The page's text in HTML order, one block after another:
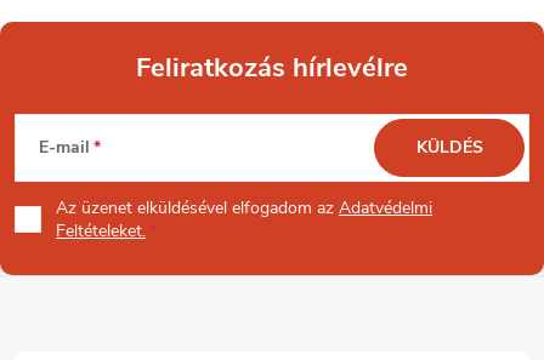
L
á
b
Feliratkozás hírlevélre
E-mail
Az üzenet elküldésével elfogadom az Adatvédelmi
Feltételeket.
KÜLDÉS